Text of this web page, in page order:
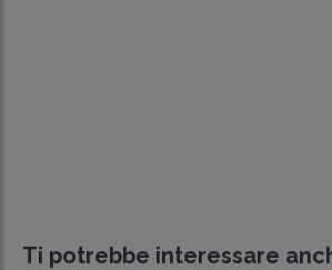
Ti potrebbe interessare